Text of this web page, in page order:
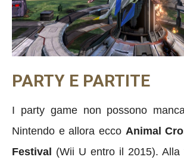
PARTY E PARTITE
I party game non possono
Nintendo e allora ecco Animal
Festival (Wii U entro il 2015). Alla